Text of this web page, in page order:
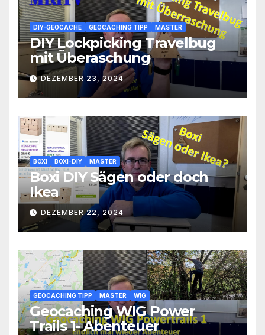
DIY-GEOCACHE GEOCACHING TIPP MASTER
DIY Lockpicking Travelbug
mit Überaschung
DEZEMBER 23, 2024
BOXI BOXI-DIY MASTER
Boxi DIY Sägen oder doch
Ikea
DEZEMBER 22, 2024
GEOCACHING TIPP MASTER WIG
Geocaching WIG Power
Trails 1- Abenteuer